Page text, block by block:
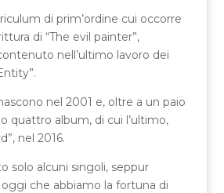
di prim’ordine cui occorre
di “The evil painter”,
nell’ultimo lavoro dei
nel 2001 e, oltre a un paio
quattro album, di cui l’ultimo,
nel 2016.
solo alcuni singoli, seppur
che abbiamo la fortuna di